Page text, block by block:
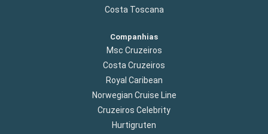
Costa Toscana
Companhias
Msc Cruzeiros
Costa Cruzeiros
Royal Caribean
Norwegian Cruise Line
Cruzeiros Celebrity
Hurtigruten